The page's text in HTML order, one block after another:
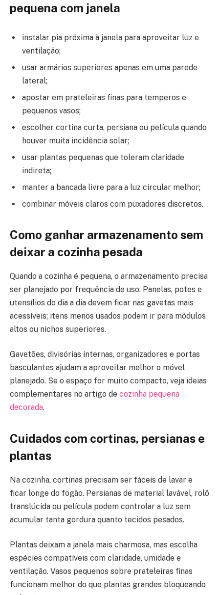
pequena com janela
instalar pia próxima à janela para aproveitar luz e
ventilação;
usar armários superiores apenas em uma parede
lateral;
apostar em prateleiras finas para temperos e
pequenos vasos;
escolher cortina curta, persiana ou película quando
houver muita incidência solar;
usar plantas pequenas que toleram claridade
indireta;
manter a bancada livre para a luz circular melhor;
combinar móveis claros com puxadores discretos.
Como ganhar armazenamento sem
deixar a cozinha pesada
Quando a cozinha é pequena, o armazenamento precisa
ser planejado por frequência de uso. Panelas, potes e
utensílios do dia a dia devem ficar nas gavetas mais
acessíveis; itens menos usados podem ir para módulos
altos ou nichos superiores.
Gavetões, divisórias internas, organizadores e portas
basculantes ajudam a aproveitar melhor o móvel
planejado. Se o espaço for muito compacto, veja ideias
complementares no artigo de cozinha pequena
decorada.
Cuidados com cortinas, persianas e
plantas
Na cozinha, cortinas precisam ser fáceis de lavar e
ficar longe do fogão. Persianas de material lavável, rolô
translúcida ou película podem controlar a luz sem
acumular tanta gordura quanto tecidos pesados.
Plantas deixam a janela mais charmosa, mas escolha
espécies compatíveis com claridade, umidade e
ventilação. Vasos pequenos sobre prateleiras finas
funcionam melhor do que plantas grandes bloqueando